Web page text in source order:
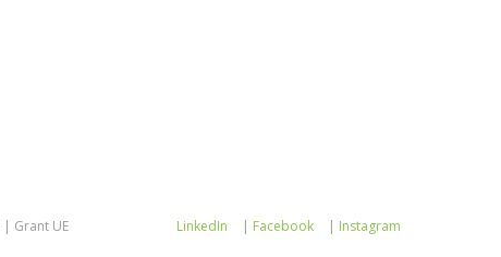
Grant UE LinkedIn | Facebook | Instagram